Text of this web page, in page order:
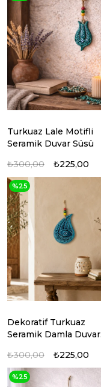
Turkuaz Lale Motifli
Seramik Duvar Süsü
₺225,00
₺300,00
Dekoratif Turkuaz
Seramik Damla Duvar
₺225,00
₺300,00
%25
%25